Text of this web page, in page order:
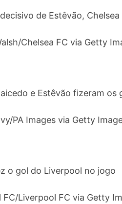
de Estêvão,
Chelsea FC via Getty
e Estêvão fizeram os
PA Images via Getty
o gol do Liverpool no jogo
FC/Liverpool FC via Getty